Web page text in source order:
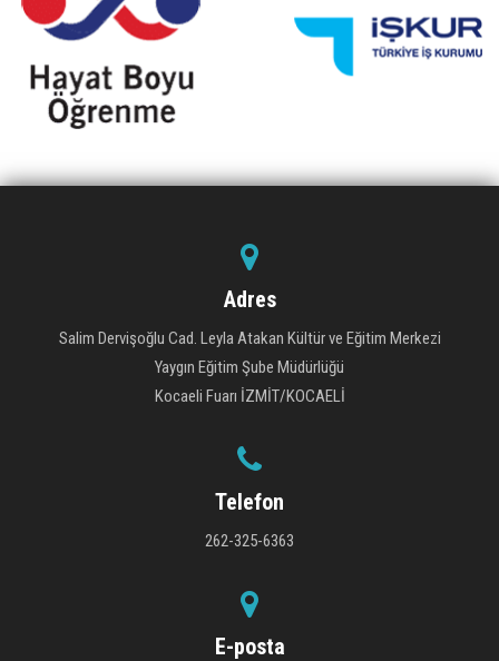
Adres
Salim Dervişoğlu Cad. Leyla Atakan Kültür ve Eğitim Merkezi
Yaygın Eğitim Şube Müdürlüğü
Kocaeli Fuarı İZMİT/KOCAELİ
Telefon
262-325-6363
E-posta